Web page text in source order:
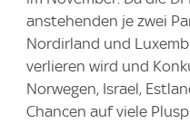
anstehenden je zwei
Nordirland und
verlieren wird und
Norwegen, Israel,
Chancen auf viele